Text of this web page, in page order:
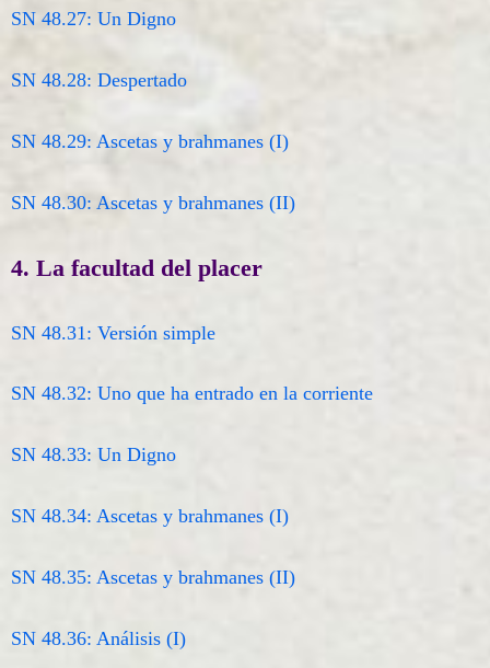
SN 48.27: Un Digno
SN 48.28: Despertado
SN 48.29: Ascetas y brahmanes (I)
SN 48.30: Ascetas y brahmanes (II)
4. La facultad del placer
SN 48.31: Versión simple
SN 48.32: Uno que ha entrado en la corriente
SN 48.33: Un Digno
SN 48.34: Ascetas y brahmanes (I)
SN 48.35: Ascetas y brahmanes (II)
SN 48.36: Análisis (I)